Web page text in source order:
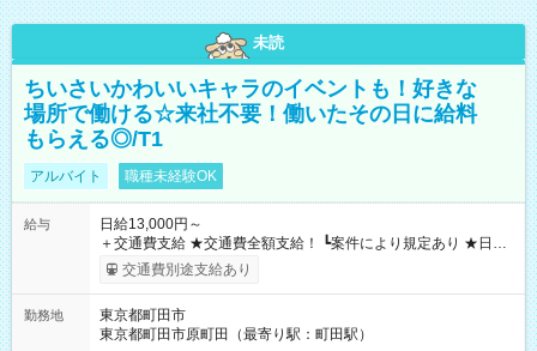
未読
ちいさいかわいいキャラのイベントも！好きな
場所で働ける☆来社不要！働いたその日に給料
もらえる◎/T1
アルバイト 職種未経験OK
給与
日給13,000円～
＋交通費支給 ★交通費全額支給！ ┗案件により規定あり ★日払
いOK！（規定あり） ┗働いたその日に現金GET♪ お仕事後はコ
ンビニATMから 日払い分を引き落とせます！ 【試用期間】試
交通費別途支給あり
勤務地
東京都町田市
東京都町田市原町田（最寄り駅：町田駅）